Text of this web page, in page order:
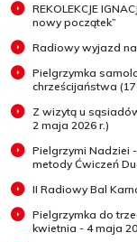
REKOLEKCJE
nowy początek”
Radiowy wyjazd
Pielgrzymka
chrześcijaństwa
Z wizytą u
2 maja 2026 r.)
Pielgrzymi Nadziei
metody Ćwiczeń
II Radiowy Bal
Pielgrzymka do
kwietnia - 4 maja